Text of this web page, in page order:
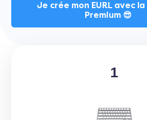
Je crée mon EURL avec
Premium 😎
1